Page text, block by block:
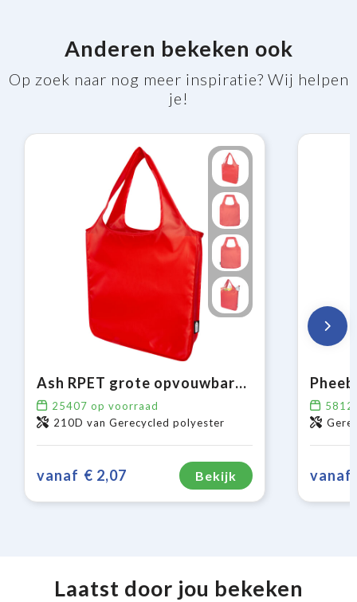
Anderen bekeken ook
Op zoek naar nog meer inspiratie? Wij helpen
je!
Ash RPET grote opvouwbare draagtas 14L
25407 op voorraad
210D van Gerecycled polyester
vanaf € 2,07 Bekijk vanaf
Laatst door jou bekeken